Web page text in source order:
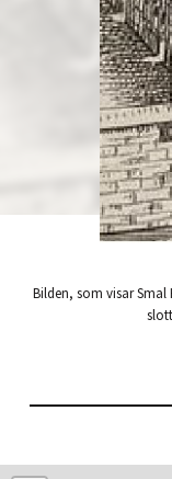
Bilden, som visar